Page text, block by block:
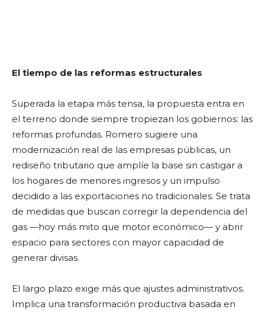
El tiempo de las reformas estructurales
Superada la etapa más tensa, la propuesta entra en
el terreno donde siempre tropiezan los gobiernos: las
reformas profundas. Romero sugiere una
modernización real de las empresas públicas, un
rediseño tributario que amplíe la base sin castigar a
los hogares de menores ingresos y un impulso
decidido a las exportaciones no tradicionales. Se trata
de medidas que buscan corregir la dependencia del
gas —hoy más mito que motor económico— y abrir
espacio para sectores con mayor capacidad de
generar divisas.
El largo plazo exige más que ajustes administrativos.
Implica una transformación productiva basada en